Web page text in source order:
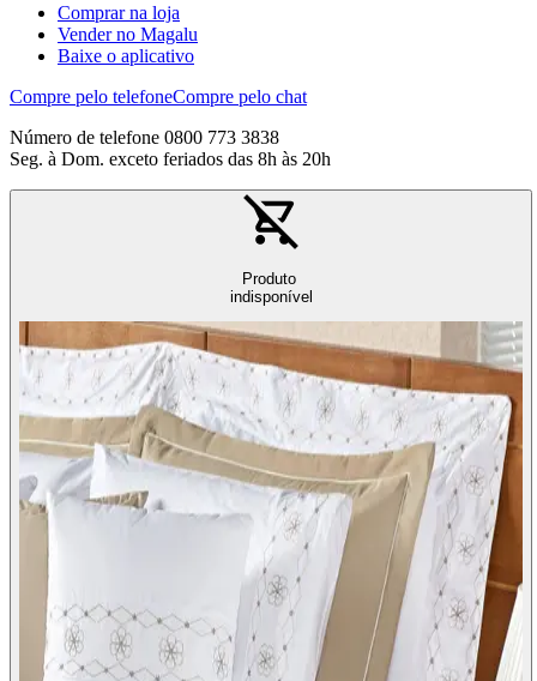
Comprar na loja
Vender no Magalu
Baixe o aplicativo
Compre pelo telefoneCompre pelo chat
Número de telefone 0800 773 3838
Seg. à Dom. exceto feriados das 8h às 20h
Produto
indisponível